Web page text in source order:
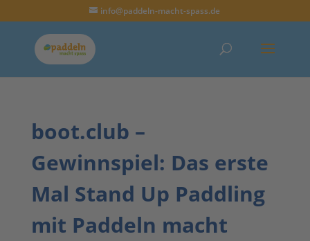
info@paddeln-macht-spass.de
boot.club –
Gewinnspiel: Das erste
Mal Stand Up Paddling
mit Paddeln macht